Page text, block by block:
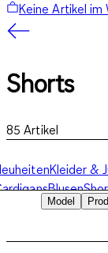
Keine Artikel im
Shorts
85 Artikel
Kleider &
Blusen
Basics
Strumpfhosen
Model